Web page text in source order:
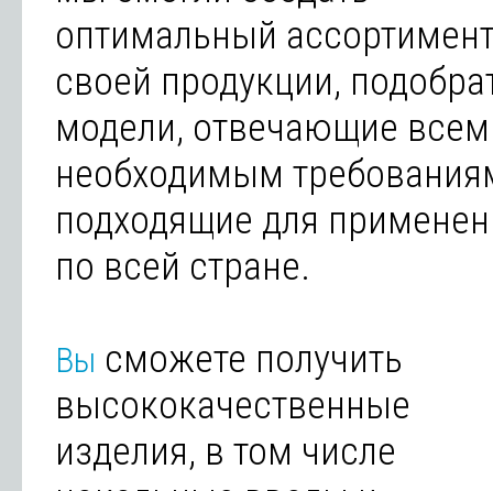
оптимальный
своей продукции,
модели, отвечающие всем
необходимым
подходящие для
по всей стране.
Вы сможете получить
высококачественные
изделия, в том числе